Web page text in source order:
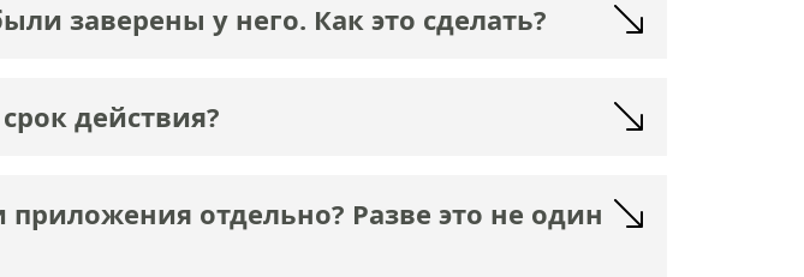
заверены у него. Как это сделать?
действия?
отдельно? Разве это не один